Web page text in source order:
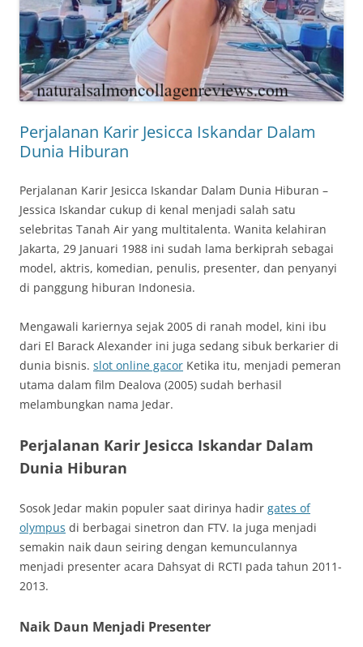
Perjalanan Karir Jesicca Iskandar Dalam
Dunia Hiburan
Perjalanan Karir Jesicca Iskandar Dalam Dunia Hiburan –
Jessica Iskandar cukup di kenal menjadi salah satu
selebritas Tanah Air yang multitalenta. Wanita kelahiran
Jakarta, 29 Januari 1988 ini sudah lama berkiprah sebagai
model, aktris, komedian, penulis, presenter, dan penyanyi
di panggung hiburan Indonesia.
Mengawali kariernya sejak 2005 di ranah model, kini ibu
dari El Barack Alexander ini juga sedang sibuk berkarier di
dunia bisnis. slot online gacor Ketika itu, menjadi pemeran
utama dalam film Dealova (2005) sudah berhasil
melambungkan nama Jedar.
Perjalanan Karir Jesicca Iskandar Dalam
Dunia Hiburan
Sosok Jedar makin populer saat dirinya hadir gates of
olympus di berbagai sinetron dan FTV. Ia juga menjadi
semakin naik daun seiring dengan kemunculannya
menjadi presenter acara Dahsyat di RCTI pada tahun 2011-
2013.
Naik Daun Menjadi Presenter